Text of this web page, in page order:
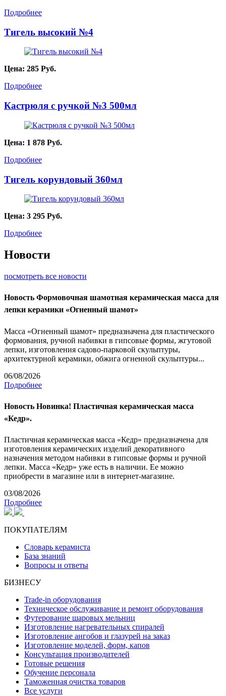
Подробнее
Тигель высокий №4
Цена: 285 Руб.
Подробнее
Кастрюля с ручкой №3 500мл
Цена: 1 878 Руб.
Подробнее
Тигель корундовый 360мл
Цена: 3 295 Руб.
Подробнее
Новости
посмотреть все новости
Новость Формовочная шамотная керамическая масса для
лепки керамики «Огненный шамот»
Масса «Огненный шамот» предназначена для пластического
формования, ручной набивки в гипсовые формы, жгутовой
лепки, изготовления садово-парковой скульптуры,
архитектурной керамики, обжига огненной скульптуры...
06/08/2026
Подробнее
Новость Новинка! Пластичная керамическая масса
«Кедр».
Пластичная керамическая масса «Кедр» предназначена для
изготовления керамических изделий декоративного
назначения методом набивки в гипсовые формы и ручной
лепки. Масса «Кедр» уже есть в наличии. Ее можно
приобрести в магазине или в интернет-магазине.
03/08/2026
Подробнее
ПОКУПАТЕЛЯМ
Словарь керамиста
База знаний
Вопросы и ответы
БИЗНЕСУ
Trade-in оборудования
Техническое обслуживание и ремонт оборудования
Футерование шаровых мельниц
Изготовление нагревательных спиралей
Изготовление ангобов и глазурей на заказ
Изготовление моделей, форм, капов
Консультация производителей
Готовые решения
Обучение персонала
Таможенная очистка товаров
Все услуги